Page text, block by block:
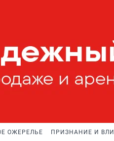
ОЖЕРЕЛЬЕ ПРИЗНАНИЕ И